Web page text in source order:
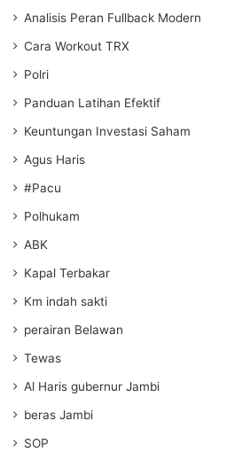
Analisis Peran Fullback Modern
Cara Workout TRX
Polri
Panduan Latihan Efektif
Keuntungan Investasi Saham
Agus Haris
#Pacu
Polhukam
ABK
Kapal Terbakar
Km indah sakti
perairan Belawan
Tewas
Al Haris gubernur Jambi
beras Jambi
SOP